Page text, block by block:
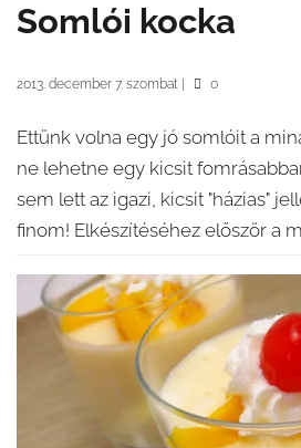
Somlói kocka
2013. december 7. szombat 0
Ettünk volna egy jó somlóit a
ne lehetne egy kicsit
sem lett az igazi, kicsit "házias"
finom! Elkészítéséhez először a